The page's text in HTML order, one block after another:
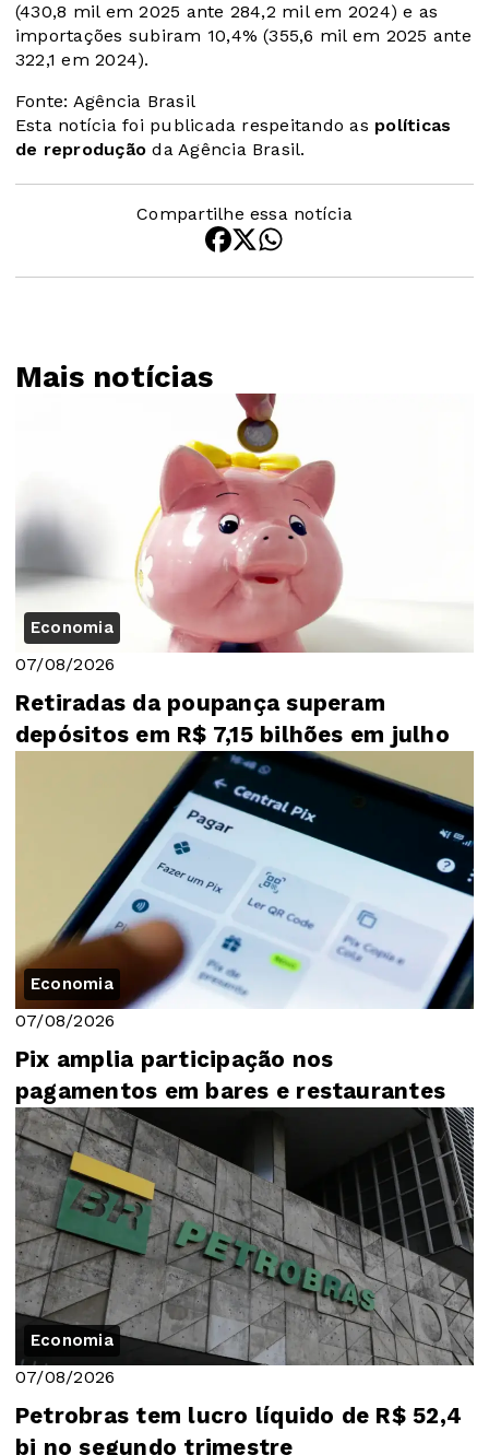
(430,8 mil em 2025 ante 284,2 mil em 2024) e as
importações subiram 10,4% (355,6 mil em 2025 ante
322,1 em 2024).
Fonte: Agência Brasil
Esta notícia foi publicada respeitando as políticas
de reprodução da Agência Brasil.
Compartilhe essa notícia
Mais notícias
Economia
07/08/2026
Retiradas da poupança superam
depósitos em R$ 7,15 bilhões em julho
Economia
07/08/2026
Pix amplia participação nos
pagamentos em bares e restaurantes
Economia
07/08/2026
Petrobras tem lucro líquido de R$ 52,4
bi no segundo trimestre